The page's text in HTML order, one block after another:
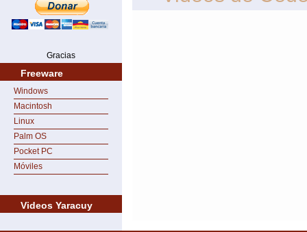
Gracias
Freeware
Windows
Macintosh
Linux
Palm OS
Pocket PC
Móviles
Videos Yaracuy